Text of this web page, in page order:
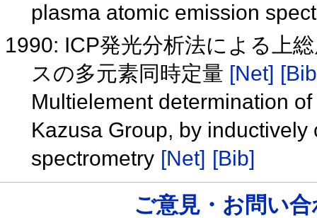
plasma atomic emission
1990: ICP発光分析法による上
スの多元素同時定量 [Net]
Multielement determination
Kazusa Group, by
spectrometry [Net] [Bib]
ご意見・お問い